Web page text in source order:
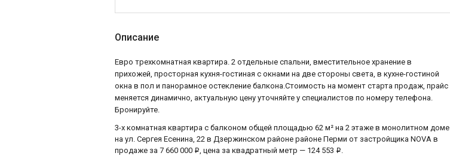
Описание
Евро трехкомнатная квартира. 2 отдельные спальни, вместительное хранение в
прихожей, просторная кухня-гостиная с окнами на две стороны света, в кухне-гостиной
окна в пол и панорамное остекление балкона.Стоимость на момент старта продаж, прайс
меняется динамично, актуальную цену уточняйте у специалистов по номеру телефона.
Бронируйте.
3-х комнатная квартира с балконом общей площадью 62 м² на 2 этаже в монолитном доме
на ул. Сергея Есенина, 22 в Дзержинском районе районе Перми от застройщика NOVA в
продаже за 7 660 000 i, цена за квадратный метр — 124 553 i.